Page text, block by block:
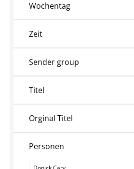
Wochentag
Zeit
Sender group
Titel
Orginal Titel
Personen
Personen